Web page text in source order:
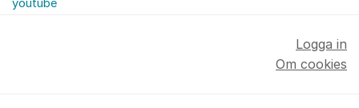
youtube
Logga in
Om cookies